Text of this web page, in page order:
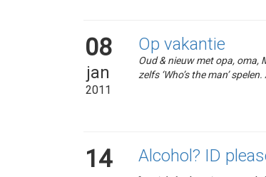
08
jan
2011
Op vakantie
Oud & nieuw met opa, oma,
zelfs ‘Who’s the man’
14 Alcohol? ID